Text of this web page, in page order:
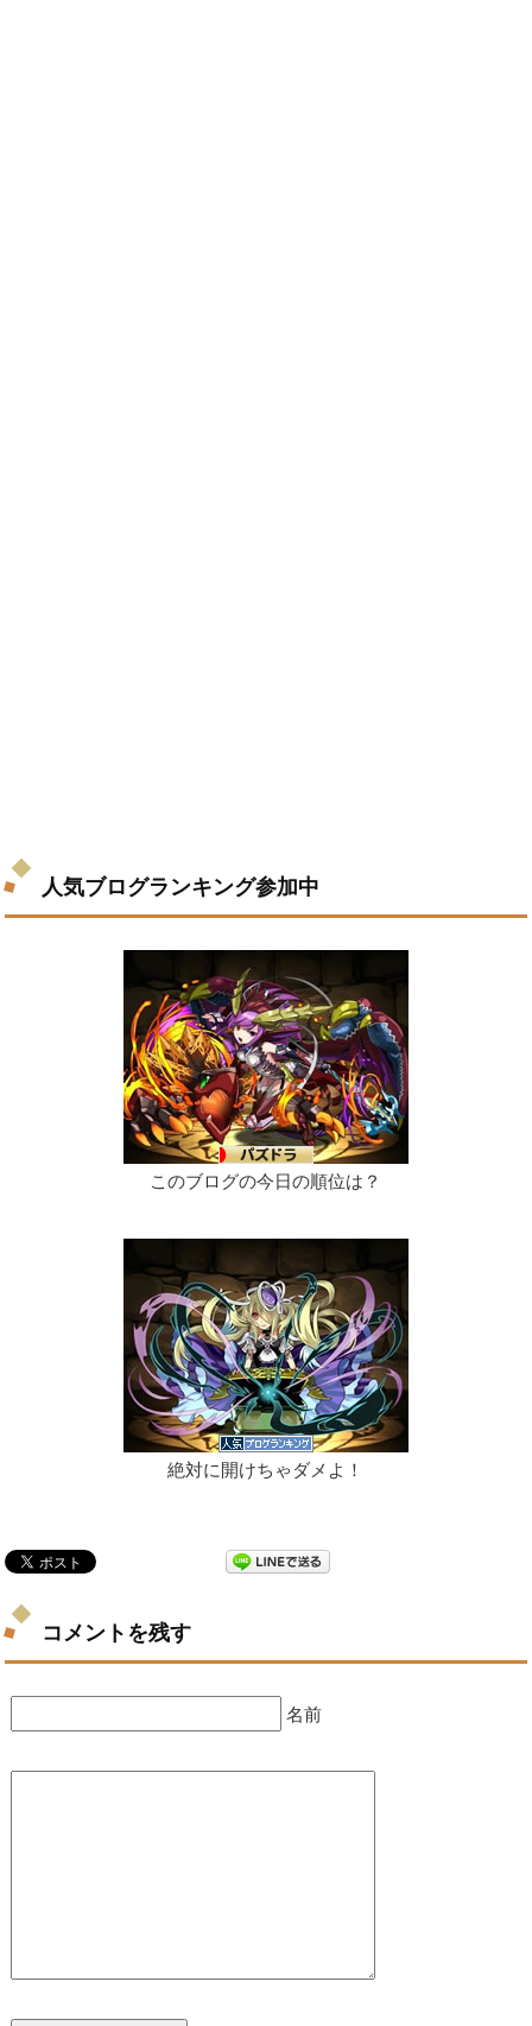
人気ブログランキング参加中
このブログの今日の順位は？
絶対に開けちゃダメよ！
コメントを残す
名前